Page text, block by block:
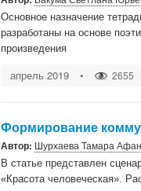
Основное назначение
разработаны на основе
произведения
апрель 2019 • 2655
Формирование
Автор: Шурхаева Тамара
В статье представлен
«Красота человеческая».